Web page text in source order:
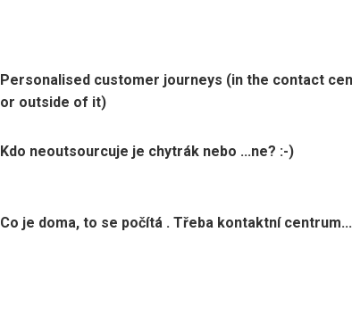
Personalised customer journeys (in the contact
or outside of it)
Kdo neoutsourcuje je chytrák nebo ...ne? :-)
Co je doma, to se počítá . Třeba kontaktní centrum...